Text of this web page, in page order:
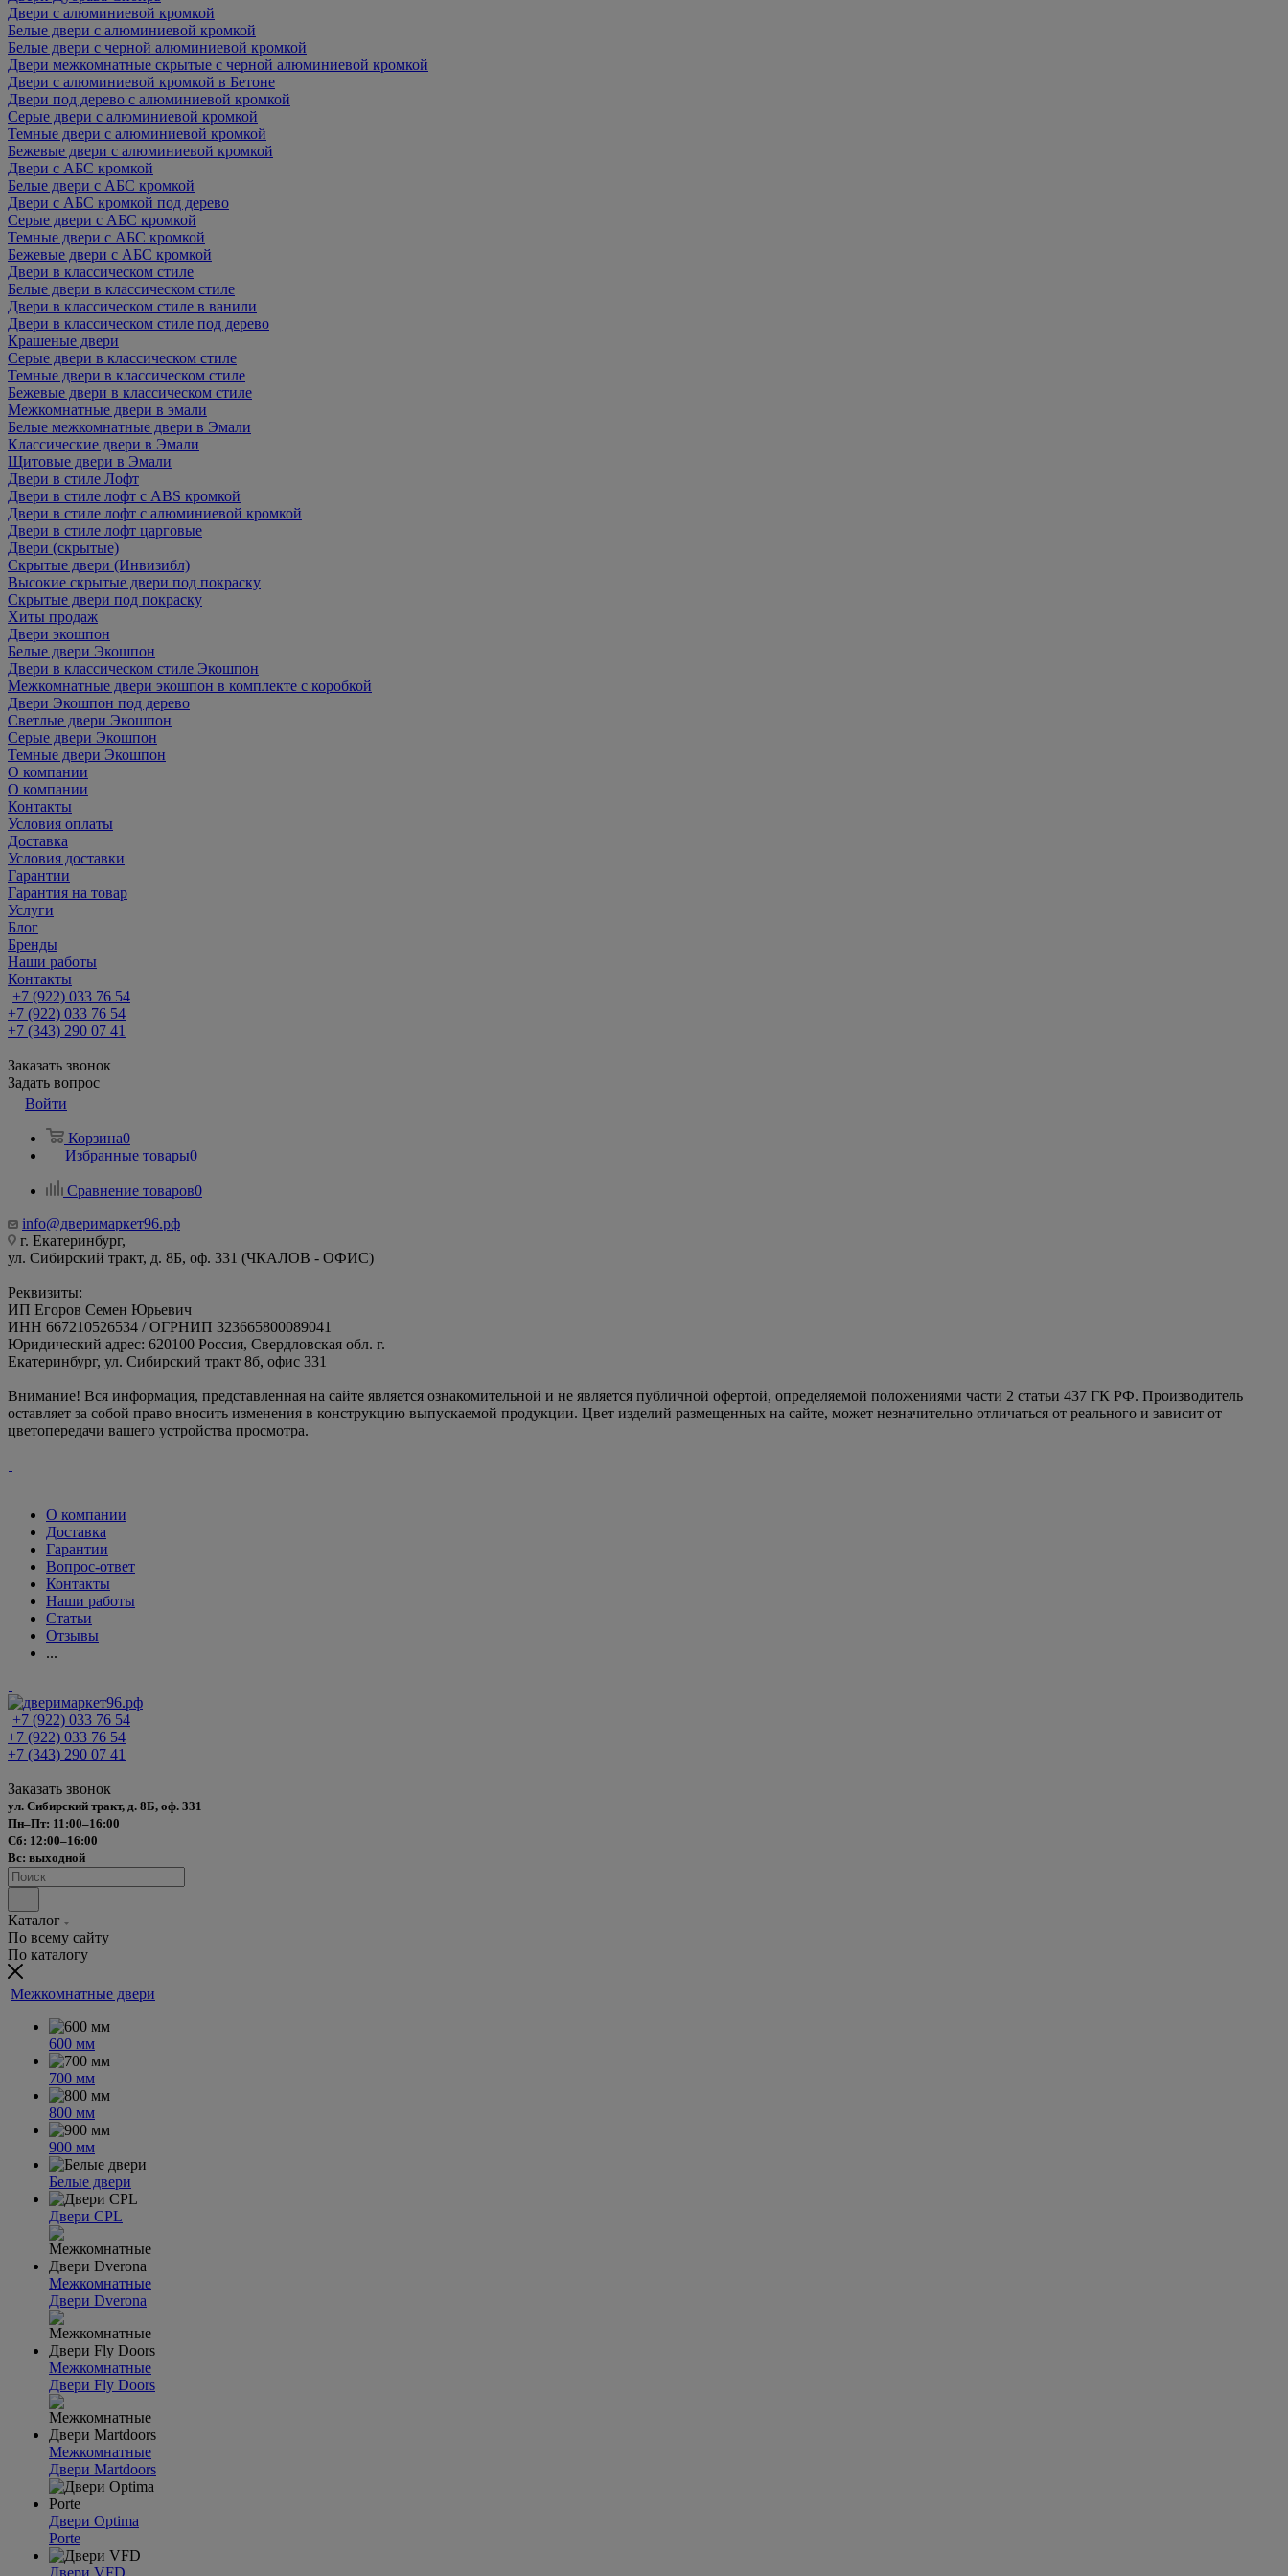
Двери с алюминиевой кромкой
Белые двери с алюминиевой кромкой
Белые двери с черной алюминиевой кромкой
Двери межкомнатные скрытые с черной алюминиевой кромкой
Двери с алюминиевой кромкой в Бетоне
Двери под дерево с алюминиевой кромкой
Серые двери с алюминиевой кромкой
Темные двери с алюминиевой кромкой
Бежевые двери с алюминиевой кромкой
Двери с АБС кромкой
Белые двери с АБС кромкой
Двери с АБС кромкой под дерево
Серые двери с АБС кромкой
Темные двери с АБС кромкой
Бежевые двери с АБС кромкой
Двери в классическом стиле
Белые двери в классическом стиле
Двери в классическом стиле в ванили
Двери в классическом стиле под дерево
Крашеные двери
Серые двери в классическом стиле
Темные двери в классическом стиле
Бежевые двери в классическом стиле
Межкомнатные двери в эмали
Белые межкомнатные двери в Эмали
Классические двери в Эмали
Щитовые двери в Эмали
Двери в стиле Лофт
Двери в стиле лофт с ABS кромкой
Двери в стиле лофт с алюминиевой кромкой
Двери в стиле лофт царговые
Двери (скрытые)
Скрытые двери (Инвизибл)
Высокие скрытые двери под покраску
Скрытые двери под покраску
Хиты продаж
Двери экошпон
Белые двери Экошпон
Двери в классическом стиле Экошпон
Межкомнатные двери экошпон в комплекте с коробкой
Двери Экошпон под дерево
Светлые двери Экошпон
Серые двери Экошпон
Темные двери Экошпон
О компании
О компании
Контакты
Условия оплаты
Доставка
Условия доставки
Гарантии
Гарантия на товар
Услуги
Блог
Бренды
Наши работы
Контакты
+7 (922) 033 76 54
+7 (922) 033 76 54
+7 (343) 290 07 41
Заказать звонок
Задать вопрос
Войти
Корзина0
Избранные товары0
Сравнение товаров0
info@дверимаркет96.рф
г. Екатеринбург,
ул. Сибирский тракт, д. 8Б, оф. 331 (ЧКАЛОВ - ОФИС)
Реквизиты:
ИП Егоров Семен Юрьевич
ИНН 667210526534 / ОГРНИП 323665800089041
Юридический адрес: 620100 Россия, Свердловская обл. г.
Екатеринбург, ул. Сибирский тракт 8б, офис 331
Внимание! Вся информация, представленная на сайте является ознакомительной и не является публичной офертой, определяемой положениями части 2 статьи 437 ГК РФ. Производитель
оставляет за собой право вносить изменения в конструкцию выпускаемой продукции. Цвет изделий размещенных на сайте, может незначительно отличаться от реального и зависит от
цветопередачи вашего устройства просмотра.
О компании
Доставка
Гарантии
Вопрос-ответ
Контакты
Наши работы
Статьи
Отзывы
...
+7 (922) 033 76 54
+7 (922) 033 76 54
+7 (343) 290 07 41
Заказать звонок
ул. Сибирский тракт, д. 8Б, оф. 331
Пн–Пт: 11:00–16:00
Сб: 12:00–16:00
Вс: выходной
Каталог
По всему сайту
По каталогу
Межкомнатные двери
600 мм
700 мм
800 мм
900 мм
Белые двери
Двери CPL
Межкомнатные
Двери Dverona
Межкомнатные
Двери Fly Doors
Межкомнатные
Двери Martdoors
Двери Optima
Porte
Двери VFD